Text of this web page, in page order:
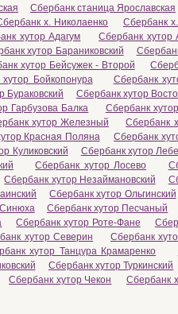
Сбербанк станица Ярославская
х. Николаенко
Сбербанк
хутор Адагум
Сбербанк хутор
хутор Бараниковский
хутор Бейсужек - Второй
Бойкопонура
Сбербанк
Бураковский
Сбербанк хутор
Гарбузова Балка
Сбербанк
хутор Железный
Сбербанк
Красная Поляна
Сбербанк
Куликовский
Сбербанк хутор
Сбербанк хутор Лосево
Сбербанк хутор Незаймановский
Сбербанк хутор Ольгинский
Сбербанк хутор Песчаный
Сбербанк хутор Роте-Фане
хутор Северин
Сбербанк
хутор Танцура Крамаренко
Сбербанк хутор Туркинский
Сбербанк хутор Чекон
Сбербанк